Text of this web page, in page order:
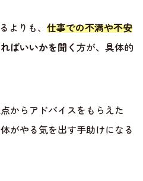
りも、 仕事での不満や不安
ばいいかを聞く 方が、具体的
からアドバイスをもらえた
がやる気を出す手助けになる